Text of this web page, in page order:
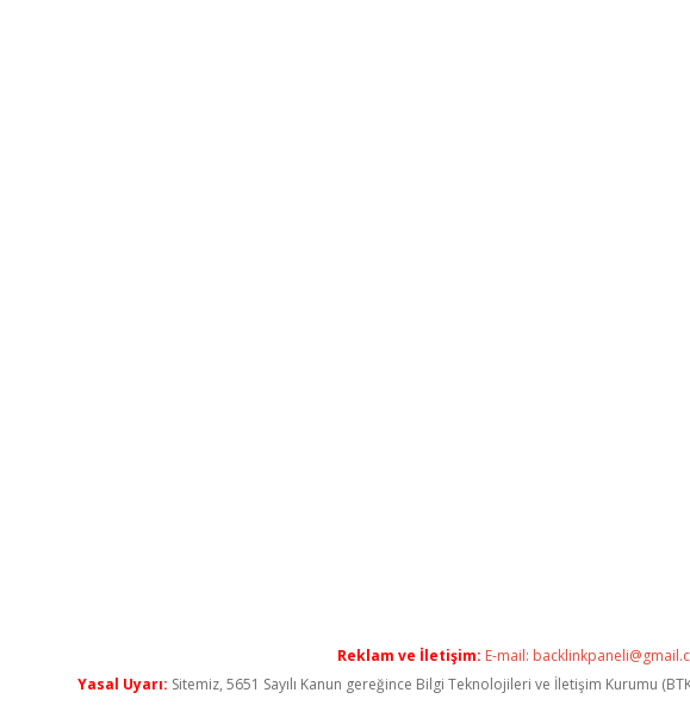
Reklam ve İletişim: E-mail:
Yasal Uyarı: Sitemiz, 5651 Sayılı Kanun gereğince Bilgi Teknolojileri ve İletişim Kurumu